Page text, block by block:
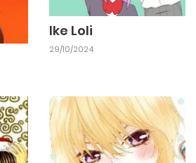
Ike Loli
29/10/2024